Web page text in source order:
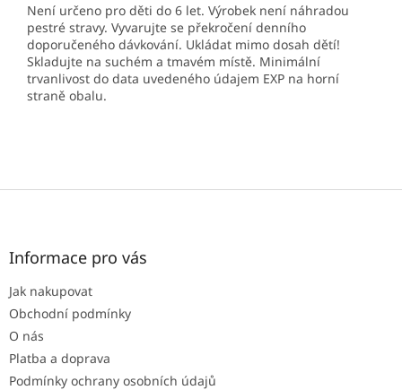
Není určeno pro děti do 6 let. Výrobek není náhradou
pestré stravy. Vyvarujte se překročení denního
doporučeného dávkování. Ukládat mimo dosah dětí!
Skladujte na suchém a tmavém místě. Minimální
trvanlivost do data uvedeného údajem EXP na horní
straně obalu.
Z
Informace pro vás
Jak nakupovat
Obchodní podmínky
O nás
Platba a doprava
Podmínky ochrany osobních údajů